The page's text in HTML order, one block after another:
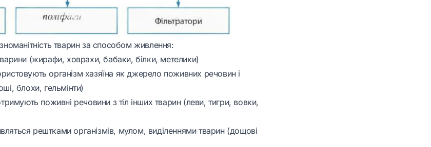
тварин за способом живлення:
(жирафи, ховрахи, бабаки, білки, метелики)
організм хазяїна як джерело поживних речовин і
блохи, гельмінти)
поживні речовини з тіл інших тварин (леви, тигри, вовки,
рештками організмів, мулом, виділеннями тварин (дощові